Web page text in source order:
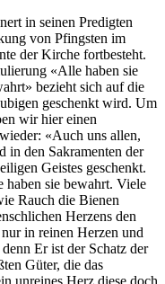
in seinen Predigten
von Pfingsten im
der Kirche fortbesteht.
«Alle haben sie
bezieht sich auf die
geschenkt wird. Um
wir hier einen
«Auch uns allen,
in den Sakramenten der
Geistes geschenkt.
haben sie bewahrt. Viele
Rauch die Bienen
Herzens den
in reinen Herzen und
Er ist der Schatz der
Güter, die das
unreines Herz diese doch